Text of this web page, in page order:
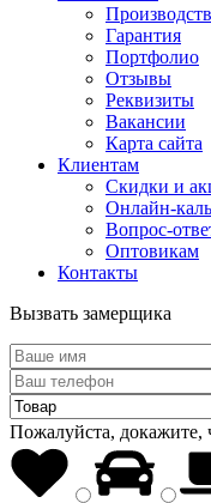
Гарантия
Портфолио
Отзывы
Реквизиты
Вакансии
Карта сайта
Клиентам
Скидки и
Онлайн-
Вопрос-
Оптовикам
Контакты
Вызвать замерщика
Пожалуйста, докажите,